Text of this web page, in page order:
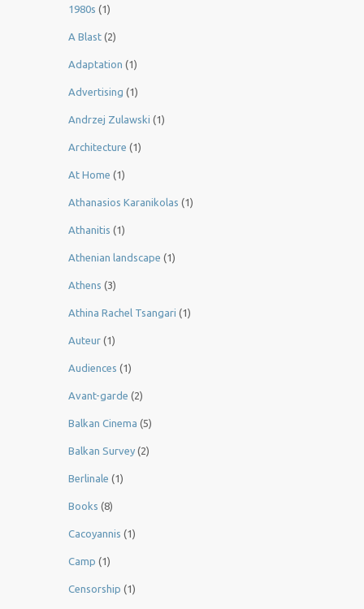
1980s (1)
A Blast (2)
Adaptation (1)
Advertising (1)
Andrzej Zulawski (1)
Architecture (1)
At Home (1)
Athanasios Karanikolas (1)
Athanitis (1)
Athenian landscape (1)
Athens (3)
Athina Rachel Tsangari (1)
Auteur (1)
Audiences (1)
Avant-garde (2)
Balkan Cinema (5)
Balkan Survey (2)
Berlinale (1)
Books (8)
Cacoyannis (1)
Camp (1)
Censorship (1)